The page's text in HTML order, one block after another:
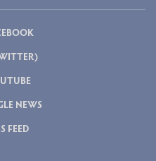
NEWS
FEED